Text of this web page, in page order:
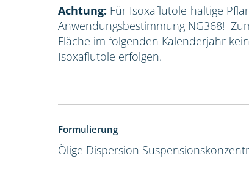
Achtung: Für Isoxaflutole-haltige
Anwendungsbestimmung NG368!
Fläche im folgenden Kalenderjahr
Isoxaflutole erfolgen.
Formulierung
Ölige Dispersion